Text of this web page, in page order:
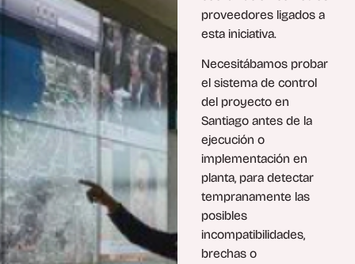
proveedores ligados a
esta iniciativa.
Necesitábamos probar
el sistema de control
del proyecto en
Santiago antes de la
ejecución o
implementación en
planta, para detectar
tempranamente las
posibles
incompatibilidades,
brechas o